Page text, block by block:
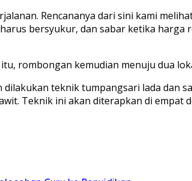
Rencananya dari sini kami
bersyukur, dan sabar ketika harga
rombongan kemudian menuju dua
teknik tumpangsari lada dan
Teknik ini akan diterapkan di empat